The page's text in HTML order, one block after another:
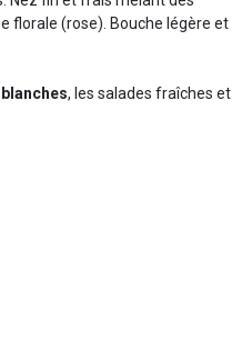
florale (rose). Bouche légère et
, les salades fraîches et